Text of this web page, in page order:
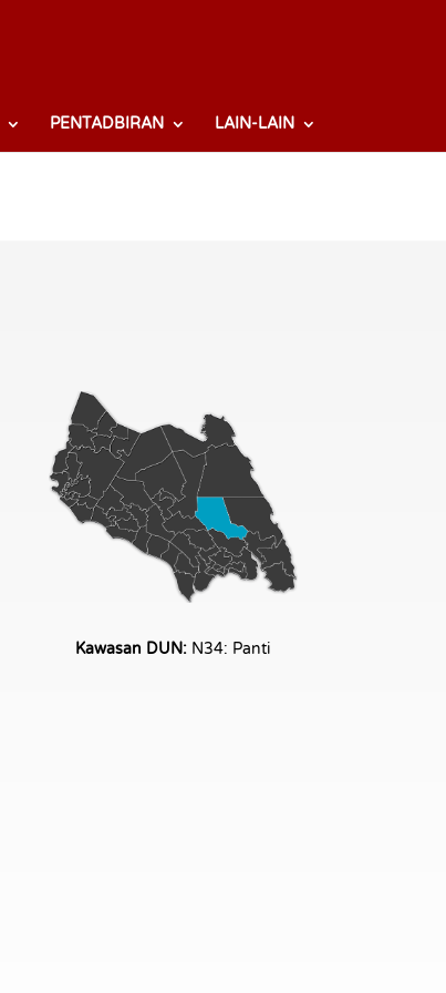
PENTADBIRAN LAIN-LAIN
Kawasan DUN: N34: Panti